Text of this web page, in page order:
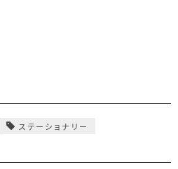
ステーショナリー